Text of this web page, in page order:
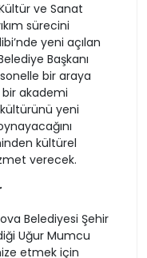
ve Sanat
sürecini
yeni açılan
Başkanı
bir araya
akademi
yeni
kültürel
verecek.
Belediyesi Şehir
Uğur Mumcu
etmek için